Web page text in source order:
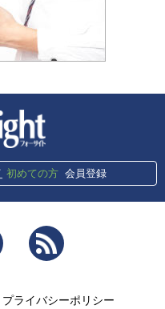
初めての方 会員登録
Twitter
プライバシーポリシー